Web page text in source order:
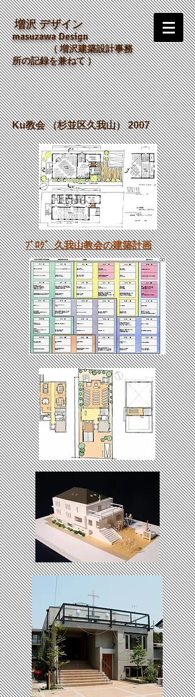
増沢 デザイン
masuzawa Design
（増沢建築設計事務
所の記録を兼ねて ）
Ku教会 （杉並区久我山） 2007
ﾌﾞﾛｸﾞ 久我山教会の建築計画